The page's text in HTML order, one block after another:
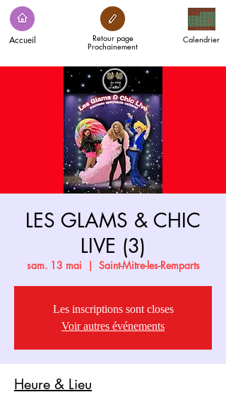
Accueil Calendrier
Retour page
Prochainement
LES GLAMS & CHIC
LIVE (3)
sam. 13 mai
  |
Saint-Mitre-les-Remparts
Les inscriptions sont closes
Voir autres événements
Heure & Lieu